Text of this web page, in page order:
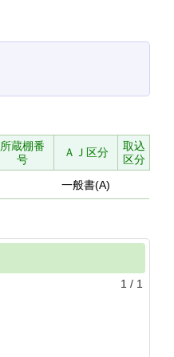
所蔵棚番
号
ＡＪ区分
取込
区分
一般書(A)
1 / 1